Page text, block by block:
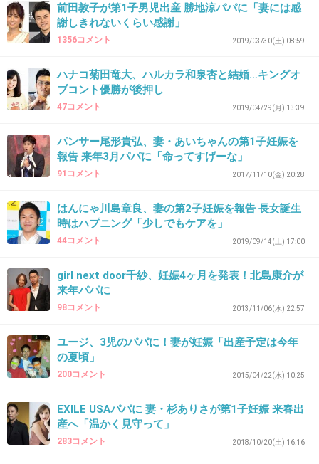
うちは不妊治療長いけどまだまだだぁ
34. 匿名2019/12/30(月) 21:09:48
こういう手口嫌いだわ
腐ってるね
仕事も順調でパパになって幸せ満開
他メンバーもがんばって
+1 -0
36. 匿名2019/12/30(月) 21:12:16
ハナコってこの人かと思ってた
前田敦子が第1子男児出産 勝地涼パパに「妻には感
謝しきれないくらい感謝」
1356コメント 2019/03/30(土) 08:59
ハナコ菊田竜大、ハルカラ和泉杏と結婚…キングオ
ブコント優勝が後押し
47コメント 2019/04/29(月) 13:39
パンサー尾形貴弘、妻・あいちゃんの第1子妊娠を
報告 来年3月パパに「命ってすげーな」
91コメント 2017/11/10(金) 20:28
はんにゃ川島章良、妻の第2子妊娠を報告 長女誕生
時はハプニング「少しでもケアを」
44コメント 2019/09/14(土) 17:00
girl next door千紗、妊娠4ヶ月を発表！北島康介が
来年パパに
98コメント 2013/11/06(水) 22:57
ユージ、3児のパパに！妻が妊娠「出産予定は今年
の夏頃」
200コメント 2015/04/22(水) 10:25
EXILE USAパパに 妻・杉ありさが第1子妊娠 来春出
産へ「温かく見守って」
283コメント 2018/10/20(土) 16:16